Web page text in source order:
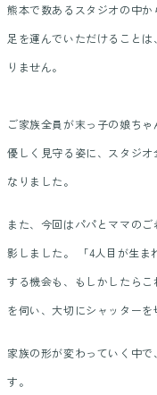
熊本で数あるスタジオの中
足を運んでいただけること
りません。
ご家族全員が末っ子の娘ち
優しく見守る姿に、スタジ
なりました。
また、今回はパパとママの
影しました。 「4人目が生ま
する機会も、もしかしたら
を伺い、大切にシャッターを
家族の形が変わっていく中
す。